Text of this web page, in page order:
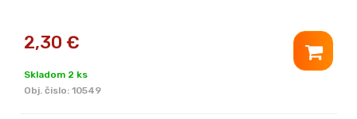
2,30 €
Skladom 2 ks
Obj. čislo: 10549